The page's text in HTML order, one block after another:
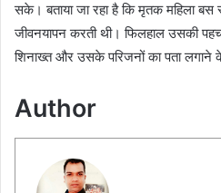
सके। बताया जा रहा है कि मृतक महिला
जीवनयापन करती थी। फिलहाल उसकी
शिनाख्त और उसके परिजनों का पता लगाने
Author